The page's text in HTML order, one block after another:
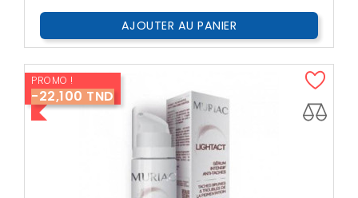
AJOUTER AU PANIER
PROMO !
-22,100 TND